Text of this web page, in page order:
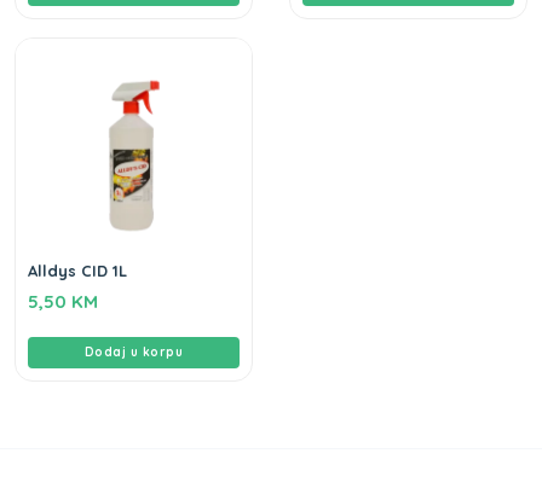
Alldys CID 1L
5,50 KM
Dodaj u korpu